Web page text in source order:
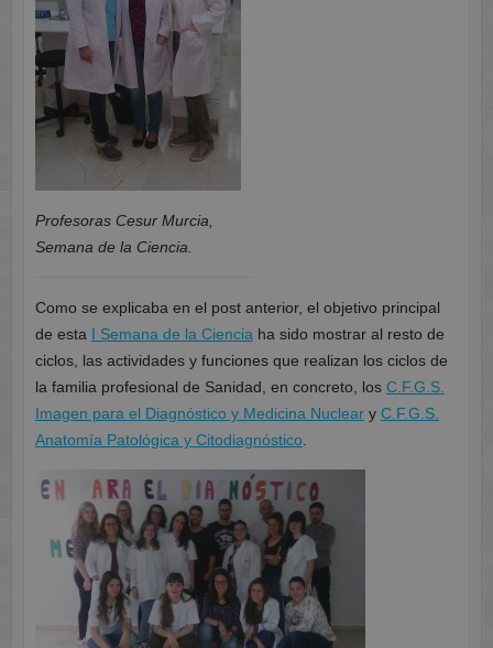
Profesoras Cesur Murcia,
Semana de la Ciencia.
Como se explicaba en el post anterior, el objetivo principal
de esta I Semana de la Cienciaha sido mostrar al resto de
ciclos, las actividades y funciones que realizan los ciclos de
la familia profesional de Sanidad, en concreto, los C.F.G.S.
Imagen para el Diagnóstico y Medicina Nucleary C.F.G.S.
Anatomía Patológica y Citodiagnóstico.